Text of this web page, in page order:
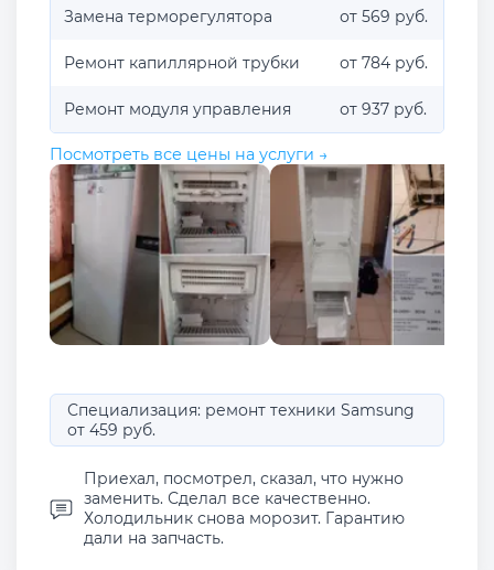
Замена терморегулятора от 569 руб.
Ремонт капиллярной трубки от 784 руб.
Ремонт модуля управления от 937 руб.
Посмотреть все цены на услуги →
Специализация: ремонт техники Samsung
от 459 руб.
Приехал, посмотрел, сказал, что нужно
заменить. Сделал все качественно.
Холодильник снова морозит. Гарантию
дали на запчасть.